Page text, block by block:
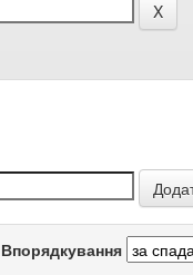
Впорядкування